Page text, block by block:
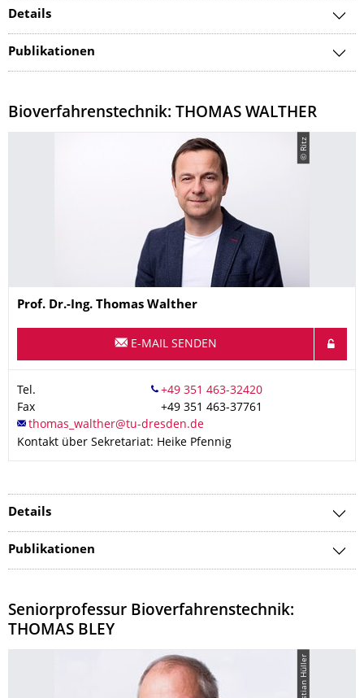
Details
Publikationen
Bioverfahrenstechnik: THOMAS WALTHER
© Ritz
Name
Prof. Dr.-Ing. Thomas Walther
E-MAIL SENDEN
Tel.
Fax
+49 351 463-37761
Kontakt über Sekretariat: Heike Pfennig
Details
Publikationen
Seniorprofessur Bioverfahrenstechnik:
THOMAS BLEY